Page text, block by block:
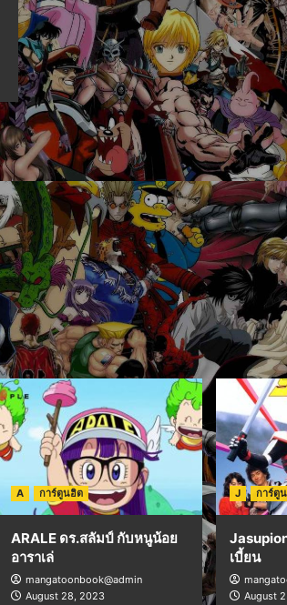
A การ์ตูนฮิต
ARALE ดร.สลัมป์ กับหนูน้อย
อาราเล่
mangatoonbook@admin
August 28, 2023
J การ์ตู
เบี้ยน
August